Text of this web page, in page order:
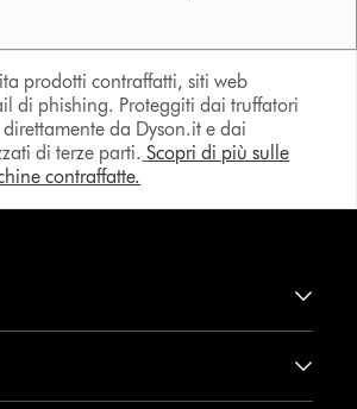
prodotti contraffatti, siti web
di phishing. Proteggiti dai truffatori
da Dyson.it e dai
di terze parti. Scopri di più sulle
contraffatte.